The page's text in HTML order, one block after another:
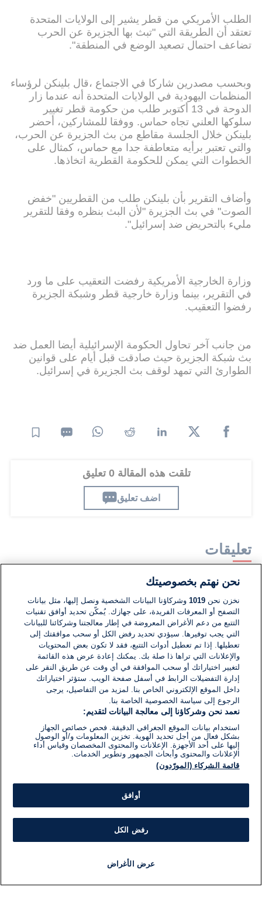
الطلب الأمريكي من قطر يشير إلى الولايات المتحدة
تعتقد أن الطريقة التي "تبث بها الجزيرة عن الحرب
تضاعف احتمال تصعيد الوضع في المنطقة".
وبحسب مصدرين شاركا في الاجتماع ،قال بلينكن لرؤساء
المنظمات اليهودية في الولايات المتحدة أنه عندما زار
الدوحة في 13 أكتوبر طلب من حكومة قطر تغيير
سلوكها العلني تجاه حماس. ووفقا للمشاركين، أحضر
بلينكن خلال الجلسة مقاطع من بث الجزيرة عن الحرب،
والتي تعتبر برأيه متعاطفة جدا مع حماس، كمثال على
الخطوات التي يمكن للحكومة القطرية اتخاذها.
وأضاف التقرير بأن بلينكن طلب من القطريين "خفض
الصوت" في بث الجزيرة "لأن البث بنظره وفقا للتقرير
مليء بالتحريض ضد إسرائيل".
وزارة الخارجية الأمريكية رفضت التعقيب على ما ورد
في التقرير، بينما وزارة خارجية قطر وشبكة الجزيرة
رفضوا التعقيب.
من جانب آخر تحاول الحكومة الإسرائيلية أيضا العمل ضد
بث شبكة الجزيرة حيث صادقت قبل أيام على قوانين
الطوارئ التي تمهد لوقف بث الجزيرة في إسرائيل.
تلقت هذه المقالة 0 تعليق
اضف تعليق
تعليقات
لا توجد تعليقات مكتوبة حتى الآن. كن الأول!
اكتب تعليقًا جديدًا ...
نحن نهتم بخصوصيتك
نخزن نحن1019 وشركاؤنا البيانات الشخصية ونصل إليها، مثل بيانات
التصفح أو المعرفات الفريدة، على جهازك. يُمكّن تحديد أوافق تقنيات
التتبع من دعم الأغراض المعروضة في إطار معالجتنا وشركائنا للبيانات
التي يجب توفيرها. سيؤدي تحديد رفض الكل أو سحب موافقتك إلى
تعطيلها. إذا تم تعطيل أدوات التتبع، فقد لا تكون بعض المحتويات
والإعلانات التي تراها ذا صلة بك. يمكنك إعادة عرض هذه القائمة
لتغيير اختياراتك أو سحب الموافقة في أي وقت عن طريق النقر على
إدارة التفضيلات الرابط في أسفل صفحة الويب. ستؤثر اختياراتك
داخل الموقع الإلكتروني الخاص بنا. لمزيد من التفاصيل، يرجى
الرجوع إلى سياسة الخصوصية الخاصة بنا.
نعمد نحن وشركاؤنا إلى معالجة البيانات لتقديم:
استخدام بيانات الموقع الجغرافي الدقيقة. فحص خصائص الجهاز
بشكل فعال من أجل تحديد الهوية. تخزين المعلومات و/أو الوصول
إليها على أحد الأجهزة. الإعلانات والمحتوى المخصصان وقياس أداء
الإعلانات والمحتوى وأبحاث الجمهور وتطوير الخدمات.
قائمة الشركاء (المورّدون)
أوافق
رفض الكل
عرض الأغراض